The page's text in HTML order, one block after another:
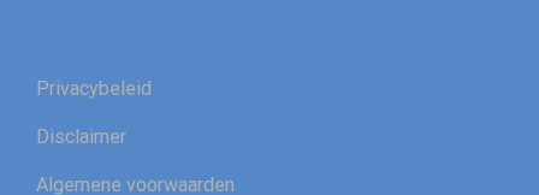
Privacybeleid
Disclaimer
Algemene voorwaarden